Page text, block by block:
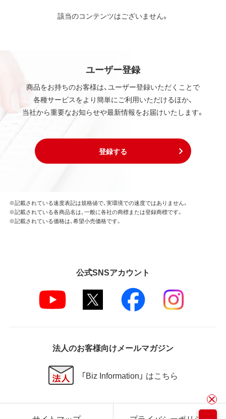
該当のコンテンツはございません。
ユーザー登録
商品をお持ちのお客様は、ユーザー登録いただくことで
各種サービスをより簡単にご利用いただけるほか、
当社から重要なお知らせや最新情報をお届けいたします。
登録する
※記載されている速度表記は規格値で、実環境での速度ではありません。
※記載されている各商品名は、一般に各社の商標または登録商標です。
※記載されている価格は、希望小売価格です。
公式SNSアカウント
法人のお客様向けメールマガジン
「Biz Information」 はこちら